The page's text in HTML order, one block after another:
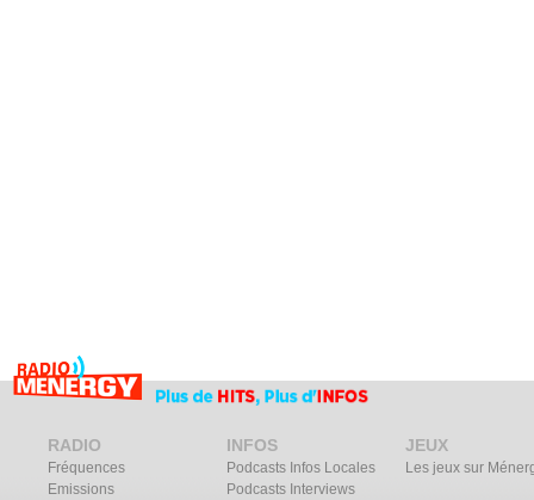
RADIO
Fréquences
Emissions
INFOS
Podcasts Infos Locales
Podcasts Interviews
JEUX
Les jeux sur